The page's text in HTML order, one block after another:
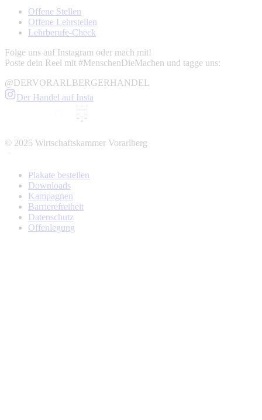
Offene Stellen
Offene Lehrstellen
Lehrberufe-Check
Folge uns auf Instagram oder mach mit!
Poste dein Reel mit #MenschenDieMachen und tagge uns:
@DERVORARLBERGERHANDEL
Der Handel auf Insta
© 2025 Wirtschaftskammer Vorarlberg
Plakate bestellen
Downloads
Kampagnen
Barrierefreiheit
Datenschutz
Offenlegung